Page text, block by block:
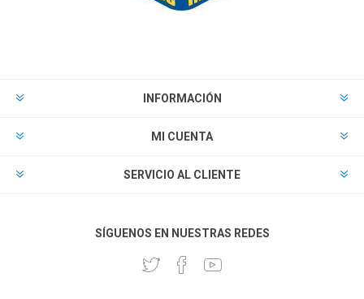
INFORMACIÓN
MI CUENTA
SERVICIO AL CLIENTE
SÍGUENOS EN NUESTRAS REDES